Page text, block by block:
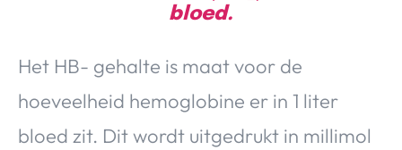
bloed.
Het HB- gehalte is maat voor de
hoeveelheid hemoglobine er in 1 liter
bloed zit. Dit wordt uitgedrukt in millimol